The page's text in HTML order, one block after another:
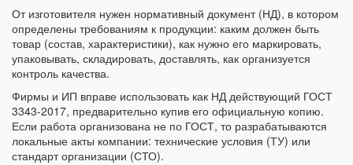
От изготовителя нужен нормативный документ (НД), в котором
определены требованиям к продукции: каким должен быть
товар (состав, характеристики), как нужно его маркировать,
упаковывать, складировать, доставлять, как организуется
контроль качества.
Фирмы и ИП вправе использовать как НД действующий ГОСТ
3343-2017, предварительно купив его официальную копию.
Если работа организована не по ГОСТ, то разрабатываются
локальные акты компании: технические условия (ТУ) или
стандарт организации (СТО).